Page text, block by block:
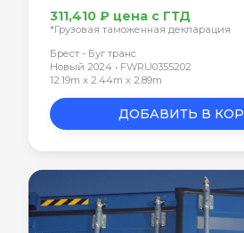
311,410 ₽ цена с ГТД
*Грузовая таможенная декларация
Брест - Буг транс
Новый 2024 • FWRU0355202
12.19m x 2.44m x 2.89m
ДОБАВИТЬ В